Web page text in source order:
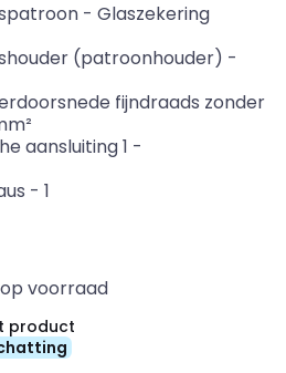
- Glaszekering
(patroonhouder) -
fijndraads zonder
aansluiting 1 -
- 1
voorraad
product